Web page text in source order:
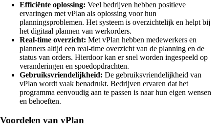
Efficiënte oplossing: Veel bedrijven hebben positieve
ervaringen met vPlan als oplossing voor hun
planningsproblemen. Het systeem is overzichtelijk en helpt bij
het digitaal plannen van werkorders.
Real-time overzicht: Met vPlan hebben medewerkers en
planners altijd een real-time overzicht van de planning en de
status van orders. Hierdoor kan er snel worden ingespeeld op
veranderingen en spoedopdrachten.
Gebruiksvriendelijkheid: De gebruiksvriendelijkheid van
vPlan wordt vaak benadrukt. Bedrijven ervaren dat het
programma eenvoudig aan te passen is naar hun eigen wensen
en behoeften.
Voordelen van vPlan